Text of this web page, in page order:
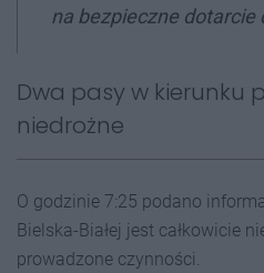
na bezpieczne dotarcie
Dwa pasy w kierunku
niedrożne
O godzinie 7:25 podano
Bielska-Białej jest całkowicie
prowadzone czynności.